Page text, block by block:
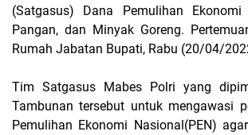
(Satgasus) Dana Pemulihan Ekonomi
Pangan, dan Minyak Goreng.
Rumah Jabatan Bupati, Rabu (20/04/
Tim Satgasus Mabes Polri yang
Tambunan tersebut untuk mengawasi
Pemulihan Ekonomi Nasional(PEN)